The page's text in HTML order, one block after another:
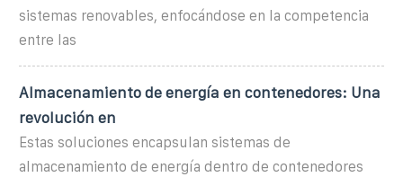
sistemas renovables, enfocándose en la competencia
entre las
Almacenamiento de energía en contenedores: Una
revolución en
Estas soluciones encapsulan sistemas de
almacenamiento de energía dentro de contenedores